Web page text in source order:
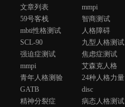
文章列表
mmpi
59号客栈
智商测试
mbti性格测试
人格障碍
SCL-90
九型人格测试
强迫症测试
焦虑症测试
mmpi
艾森克人格
青年人格测验
24种人格力量
GATB
disc
精神分裂症
病态人格测试